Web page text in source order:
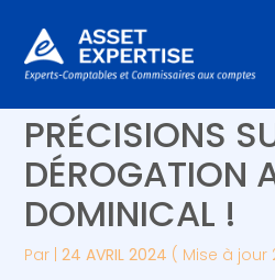
Aller
au
Créer et reprendre une activité
Gérer votre quotidien
Piloter votre entreprise
Développer votre entreprise
Piloter votre gestion
Suivre votre comptabilité
Gérer vos ressources
JO 2024 : DES
PRÉCISIONS
DÉROGATION
DOMINICAL !
Par |24 AVRIL 2024 ( Mise à jour